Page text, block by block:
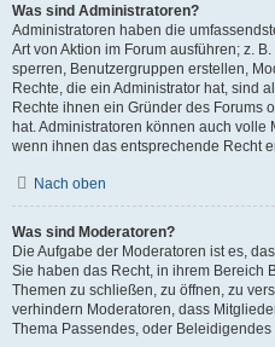
Was sind Administratoren?
Administratoren haben die
Art von Aktion im Forum ausführen; z.
sperren, Benutzergruppen erstellen,
Rechte, die ein Administrator hat, sind
Rechte ihnen ein Gründer des Forums
hat. Administratoren können auch volle
wenn ihnen das entsprechende Recht
Nach oben
Was sind Moderatoren?
Die Aufgabe der Moderatoren ist es,
Sie haben das Recht, in ihrem Bereich
Themen zu schließen, zu öffnen, zu
verhindern Moderatoren, dass
Thema Passendes, oder Beleidigendes